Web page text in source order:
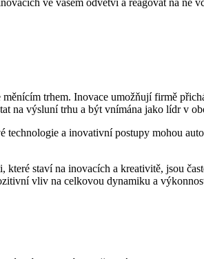
trhem. Inovace umožňují firmě
na výsluní trhu a být vnímána jako lídr v
a inovativní postupy mohou
staví na inovacích a kreativitě, jsou
vliv na celkovou dynamiku a